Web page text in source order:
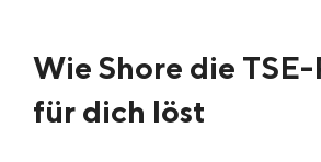
Wie Shore die
für dich löst